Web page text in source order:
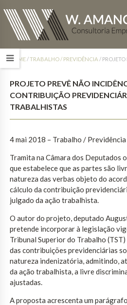
HOME/TRABALHO / PREVIDÊNCIA /
PROJETO PREVÊ NÃO
CONTRIBUIÇÃO
TRABALHISTAS
4 mai 2018 – Trabalho / Previdência
Tramita na Câmara dos Deputados
que estabelece que as partes são
natureza das verbas objeto do
cálculo da contribuição
julgado da ação trabalhista.
O autor do projeto, deputado
pretende incorporar à legislação
Tribunal Superior do Trabalho
das contribuições previdenciárias
natureza indenizatória, admitindo,
da ação trabalhista, a livre
ajustadas.
A proposta acrescenta um